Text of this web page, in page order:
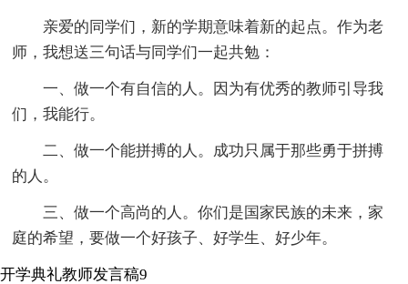
亲爱的同学们，新的学期意味着新的起点。作为老
师，我想送三句话与同学们一起共勉：
一、做一个有自信的人。因为有优秀的教师引导我
们，我能行。
二、做一个能拼搏的人。成功只属于那些勇于拼搏
的人。
三、做一个高尚的人。你们是国家民族的未来，家
庭的希望，要做一个好孩子、好学生、好少年。
开学典礼教师发言稿9